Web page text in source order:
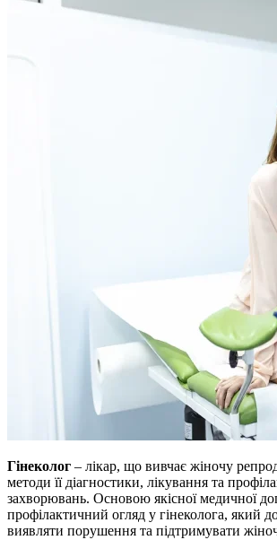
Гінеколог – лікар, що вивчає жіночу
методи її діагностики, лікування та
захворювань. Основою якісної медичної
профілактичний огляд у гінеколога, який
виявляти порушення та підтримувати